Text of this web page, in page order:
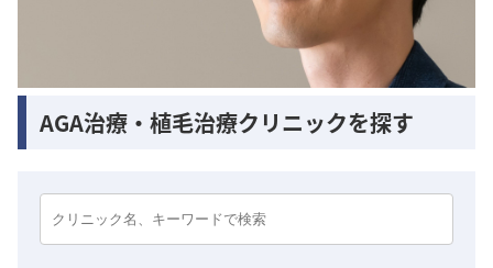
AGA治療・植毛治療クリニックを探す